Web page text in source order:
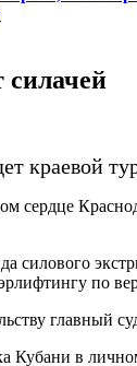
силачей
краевой
сердце
силового
по
главный
Кубани в